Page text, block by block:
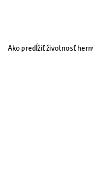
Ako predĺžiť životnosť